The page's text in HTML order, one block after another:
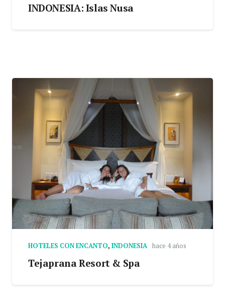
INDONESIA: Islas Nusa
HOTELES CON ENCANTO, INDONESIA hace 4 años
Tejaprana Resort & Spa